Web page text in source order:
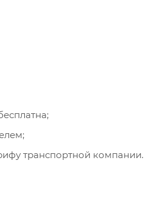
транспортной компании.